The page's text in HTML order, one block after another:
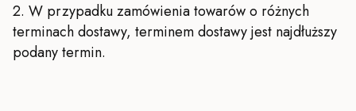
2. W przypadku zamówienia towarów o różnych
terminach dostawy, terminem dostawy jest najdłuższy
podany termin.